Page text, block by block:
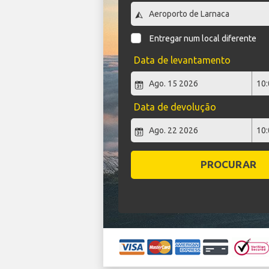
Entregar num local diferente
Data de levantamento
Data de devolução
PROCURAR